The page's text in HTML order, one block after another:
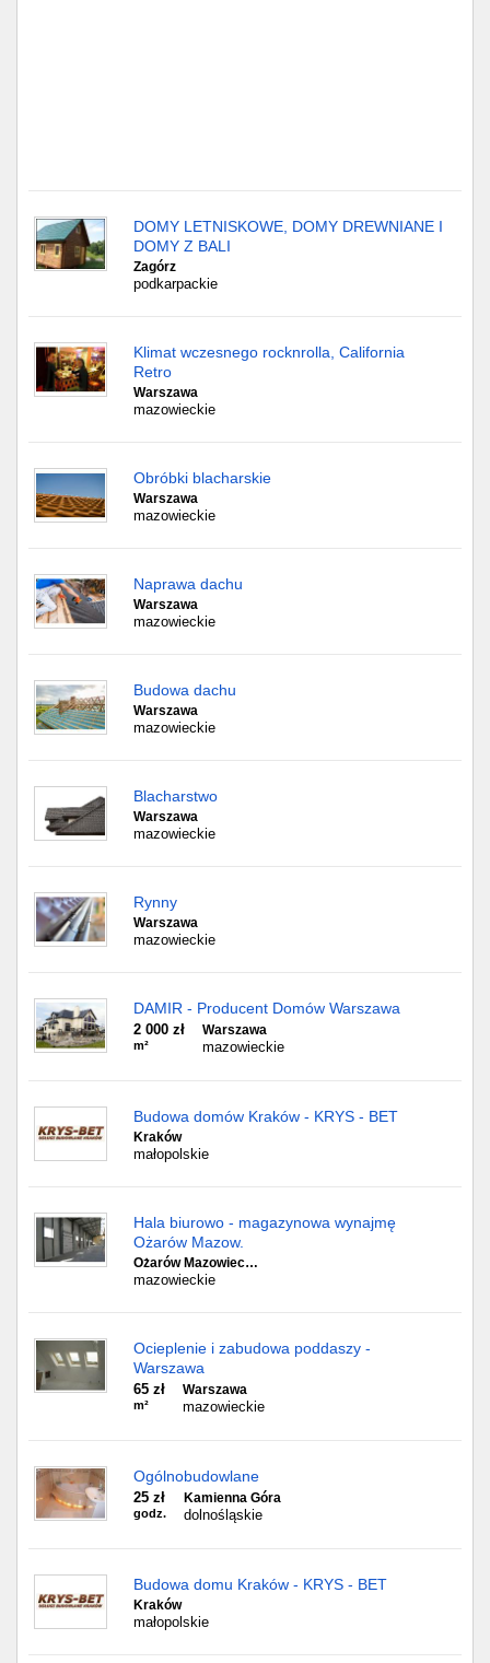
DOMY LETNISKOWE, DOMY DREWNIANE I
DOMY Z BALI
Zagórz
podkarpackie
Klimat wczesnego rocknrolla, California
Retro
Warszawa
mazowieckie
Obróbki blacharskie
Warszawa
mazowieckie
Naprawa dachu
Warszawa
mazowieckie
Budowa dachu
Warszawa
mazowieckie
Blacharstwo
Warszawa
mazowieckie
Rynny
Warszawa
mazowieckie
DAMIR - Producent Domów Warszawa
2 000 zł
m²
Warszawa
mazowieckie
Budowa domów Kraków - KRYS - BET
Kraków
małopolskie
Hala biurowo - magazynowa wynajmę
Ożarów Mazow.
Ożarów Mazowiec…
mazowieckie
Ocieplenie i zabudowa poddaszy -
Warszawa
65 zł
m²
Warszawa
mazowieckie
Ogólnobudowlane
25 zł
godz.
Kamienna Góra
dolnośląskie
Budowa domu Kraków - KRYS - BET
Kraków
małopolskie